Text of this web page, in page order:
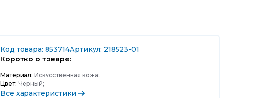
Код товара: 853714Артикул: 218523-01
Коротко о товаре:
Материал: Искусственная кожа;
Цвет: Черный;
Все характеристики